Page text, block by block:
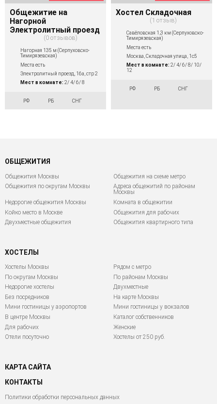
Общежитие на
Нагорной
Электролитный проезд
0 отзывов
Нагорная 135 м (Серпуховско-
Тимирязевская)
Места есть
Электролитный проезд, 16а, стр 2
Мест в комнате: 2/ 4/ 6/ 8
РФ РБ СНГ
Хостел Складочная
1 отзыв
Савёловская 1,3 км (Серпуховско-
Тимирязевская)
Места есть
Москва, Складочная улица, 1с5
Мест в комнате: 2/ 4/ 6/ 8/ 10/
12
РФ РБ СНГ
ОБЩЕЖИТИЯ
Общежития Москвы
Общежития на схеме метро
Общежития по округам Москвы
Адреса общежитий по районам
Москвы
Недорогие общежития Москвы
Комната в общежитии
Койко место в Москве
Общежития для рабочих
Двухместные общежития
Общежития квартирного типа
ХОСТЕЛЫ
Хостелы Москвы
По округам Москвы
Недорогие хостелы
Без посредников
Мини гостиницы у аэропортов
В центре Москвы
Для рабочих
Отели посуточно
Рядом с метро
По районам Москвы
Двухместные
На карте Москвы
Мини гостиницы у вокзалов
Каталог собственников
Женские
Хостелы от 250 руб.
КАРТА САЙТА
КОНТАКТЫ
Политики обработки персональных данных